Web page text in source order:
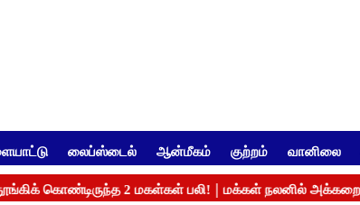
லைப்ஸ்டைல் ஆன்மீகம் குற்றம் வானிலை